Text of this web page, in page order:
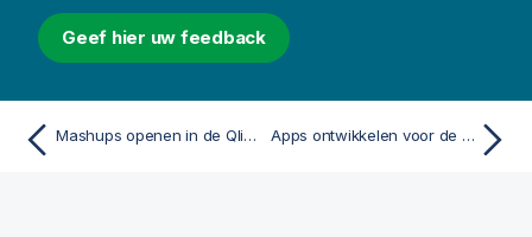
Geef hier uw feedback
Mashups openen in de Qlik Sense Client-Managed Mobile-app Apps ontwikkelen voor de Qlik Sense Client-Managed Mobile-app